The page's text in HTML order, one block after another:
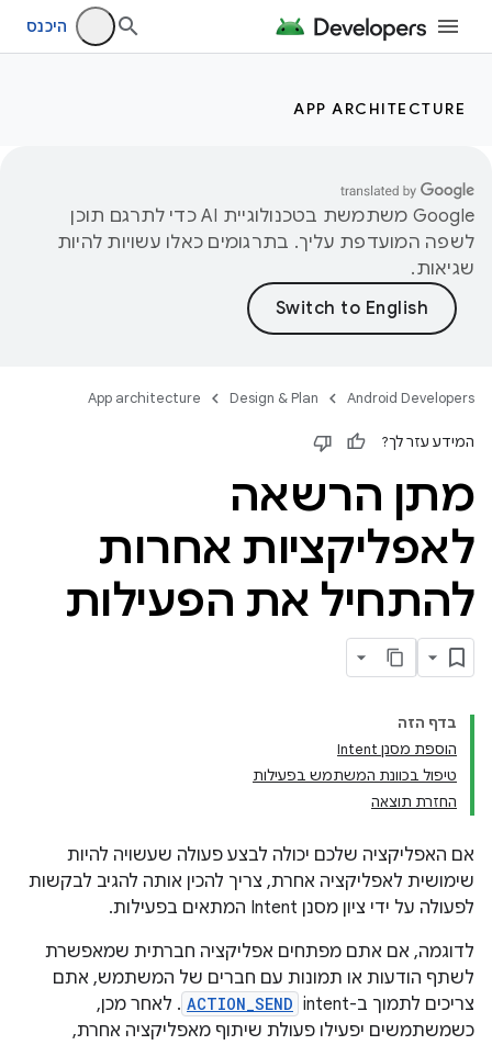
היכנס
APP ARCHITECTURE
‫Google משתמשת בטכנולוגיית AI כדי לתרגם תוכן
לשפה המועדפת עליך. בתרגומים כאלו עשויות להיות
שגיאות.
Android Developers
Design & Plan
App architecture
המידע עזר לך?
מתן הרשאה
לאפליקציות אחרות
להתחיל את הפעילות
בדף הזה
הוספת מסנן Intent
טיפול בכוונת המשתמש בפעילות
החזרת תוצאה
אם האפליקציה שלכם יכולה לבצע פעולה שעשויה להיות
שימושית לאפליקציה אחרת, צריך להכין אותה להגיב לבקשות
לפעולה על ידי ציון מסנן Intent המתאים בפעילות.
לדוגמה, אם אתם מפתחים אפליקציה חברתית שמאפשרת
לשתף הודעות או תמונות עם חברים של המשתמש, אתם
צריכים לתמוך ב-intent‏
ACTION_SEND . לאחר מכן,
כשמשתמשים יפעילו פעולת שיתוף מאפליקציה אחרת,